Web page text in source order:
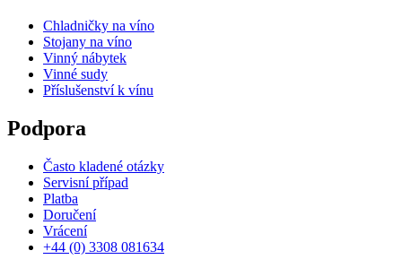
Chladničky na víno
Stojany na víno
Vinný nábytek
Vinné sudy
Příslušenství k vínu
Podpora
Často kladené otázky
Servisní případ
Platba
Doručení
Vrácení
+44 (0) 3308 081634